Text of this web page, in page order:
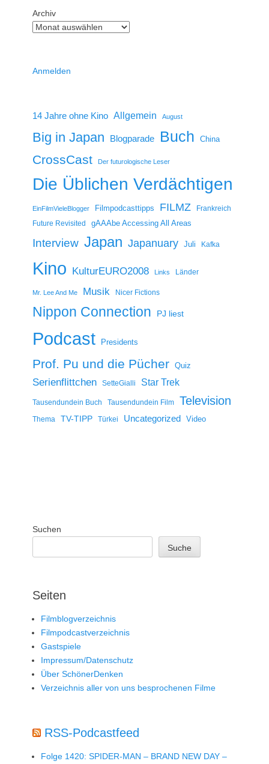
Archiv
Anmelden
14 Jahre ohne Kino Allgemein August
Big in Japan Blogparade Buch China
CrossCast Der futurologische Leser
Die Üblichen Verdächtigen
EinFilmVieleBlogger Filmpodcasttipps FILMZ
Frankreich
Future Revisited
gAAAbe Accessing All Areas
Interview Japan Japanuary Juli Kafka
Kino KulturEURO2008 Links Länder
Mr. Lee And Me Musik Nicer Fictions
Nippon Connection PJ liest
Podcast Presidents
Prof. Pu und die Pücher Quiz
Serienflittchen SetteGialli Star Trek
Tausendundein Buch Tausendundein Film Television
Thema TV-TIPP Türkei Uncategorized Video
Suchen
Suche
Seiten
Filmblogverzeichnis
Filmpodcastverzeichnis
Gastspiele
Impressum/Datenschutz
Über SchönerDenken
Verzeichnis aller von uns besprochenen Filme
RSS-Podcastfeed
Folge 1420: SPIDER-MAN – BRAND NEW DAY –